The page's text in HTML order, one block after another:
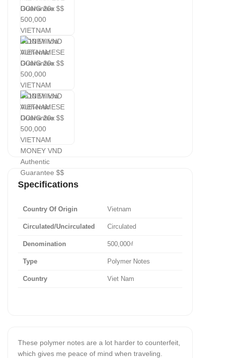
Specifications
Country Of Origin Vietnam
Circulated/Uncirculated Circulated
Denomination 500,000₫
Type Polymer Notes
Country Viet Nam
These polymer notes are a lot harder to counterfeit,
which gives me peace of mind when traveling.